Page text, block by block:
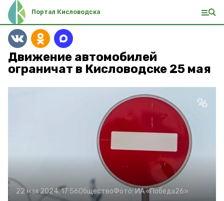
Портал Кисловодска
Движение автомобилей
ограничат в Кисловодске 25 мая
22 мая 2024, 17:56ОбществоФото: ИА «Победа26»